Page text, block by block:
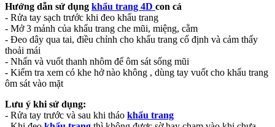
Hướng dẫn sử dụng khẩu trang 4D con cá
- Rửa tay sạch trước khi đeo khẩu trang
- Mở 3 mảnh của khẩu trang che mũi, miệng, cằm
- Đeo dây qua tai, điều chỉnh cho khẩu trang cố định và cảm thấy
thoải mái
- Nhấn và vuốt thanh nhôm để ôm sát sống mũi
- Kiểm tra xem có khe hở nào không , dùng tay vuốt cho khẩu trang
ôm sát vào mặt
Lưu ý khi sử dụng:
- Rửa tay trước và sau khi tháo khẩu trang